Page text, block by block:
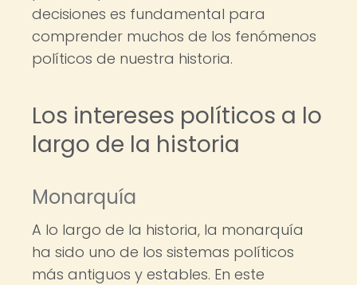
decisiones es fundamental para
comprender muchos de los fenómenos
políticos de nuestra historia.
Los intereses políticos a lo
largo de la historia
Monarquía
A lo largo de la historia, la monarquía
ha sido uno de los sistemas políticos
más antiguos y estables. En este